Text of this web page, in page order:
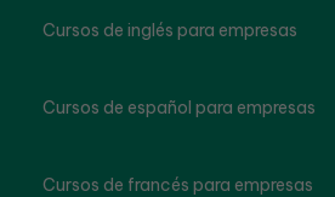
Cursos de inglés para empresas
Cursos de español para empresas
Cursos de francés para empresas